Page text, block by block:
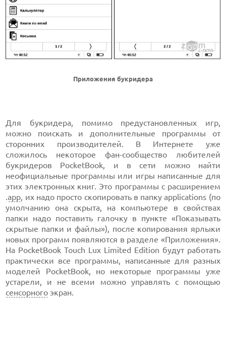
Приложения букридера
Для букридера, помимо предустановленных игр,
можно поискать и дополнительные программы от
сторонних производителей. В Интернете уже
сложилось некоторое фан-сообщество любителей
букридеров PocketBook, и в сети можно найти
неофициальные программы или игры написанные для
этих электронных книг. Это программы с расширением
.app, их надо просто скопировать в папку applications (по
умолчанию она скрыта, на компьютере в свойствах
папки надо поставить галочку в пункте «Показывать
скрытые папки и файлы»), после копирования ярлыки
новых программ появляются в разделе «Приложения».
На PocketBook Touch Lux Limited Edition будут работать
практически все программы, написанные для разных
моделей PocketBook, но некоторые программы уже
устарели, и не всеми можно управлять с помощью
сенсорного экран.